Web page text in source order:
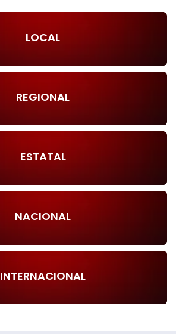
LOCAL
REGIONAL
ESTATAL
NACIONAL
INTERNACIONAL